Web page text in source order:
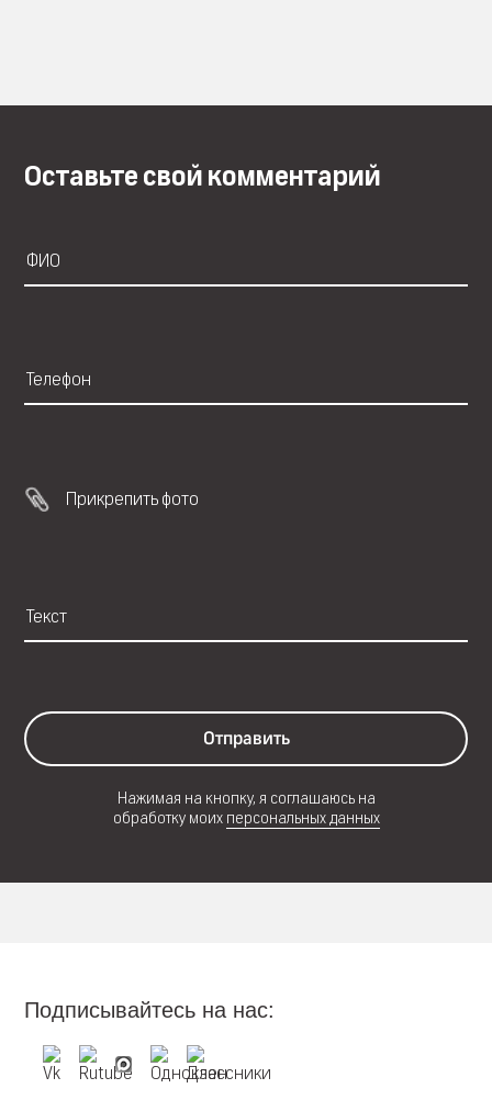
Оставьте свой комментарий
Прикрепить фото
Отправить
Нажимая на кнопку, я соглашаюсь на
обработку моих персональных данных
Подписывайтесь на нас: